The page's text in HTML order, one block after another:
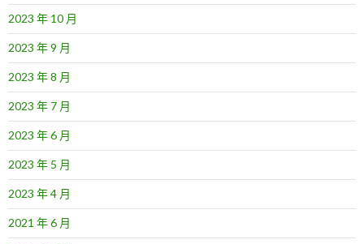
2023 年 10 月
2023 年 9 月
2023 年 8 月
2023 年 7 月
2023 年 6 月
2023 年 5 月
2023 年 4 月
2021 年 6 月